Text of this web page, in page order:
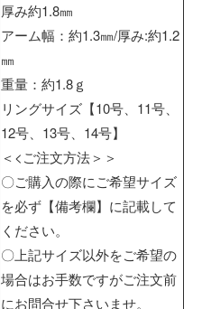
厚み約1.8㎜
アーム幅：約1.3㎜/厚み:約1.2
㎜
重量：約1.8ｇ
リングサイズ【10号、11号、
12号、13号、14号】
＜<ご注文方法＞＞
〇ご購入の際にご希望サイズ
を必ず【備考欄】に記載して
ください。
〇上記サイズ以外をご希望の
場合はお手数ですがご注文前
にお問合せ下さいませ。